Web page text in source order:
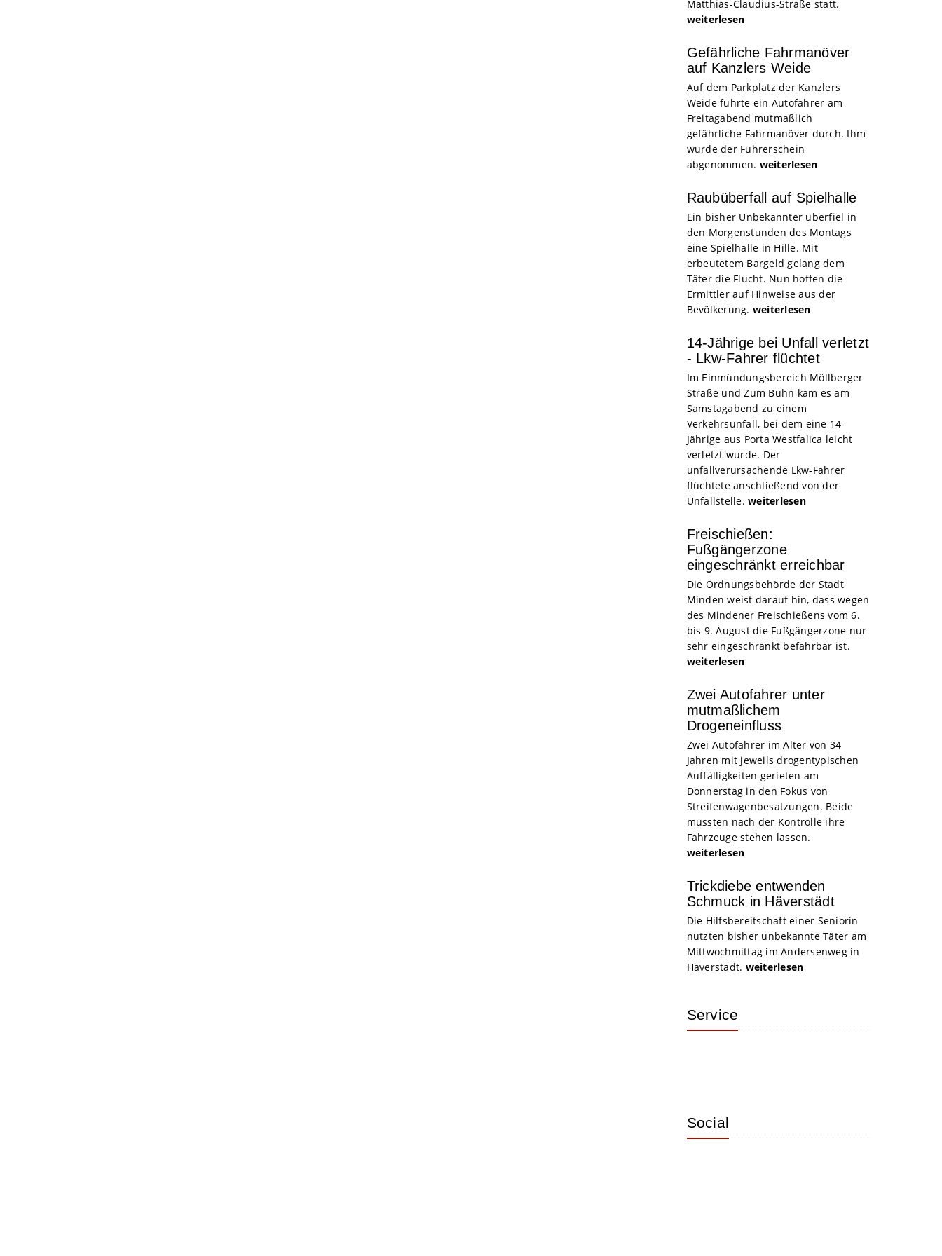
Matthias-Claudius-Straße statt.
weiterlesen
Gefährliche Fahrmanöver
auf Kanzlers Weide
Auf dem Parkplatz der Kanzlers
Weide führte ein Autofahrer am
Freitagabend mutmaßlich
gefährliche Fahrmanöver durch. Ihm
wurde der Führerschein
abgenommen. weiterlesen
Raubüberfall auf Spielhalle
Ein bisher Unbekannter überfiel in
den Morgenstunden des Montags
eine Spielhalle in Hille. Mit
erbeutetem Bargeld gelang dem
Täter die Flucht. Nun hoffen die
Ermittler auf Hinweise aus der
Bevölkerung. weiterlesen
14-Jährige bei Unfall verletzt
- Lkw-Fahrer flüchtet
Im Einmündungsbereich Möllberger
Straße und Zum Buhn kam es am
Samstagabend zu einem
Verkehrsunfall, bei dem eine 14-
Jährige aus Porta Westfalica leicht
verletzt wurde. Der
unfallverursachende Lkw-Fahrer
flüchtete anschließend von der
Unfallstelle. weiterlesen
Freischießen:
Fußgängerzone
eingeschränkt erreichbar
Die Ordnungsbehörde der Stadt
Minden weist darauf hin, dass wegen
des Mindener Freischießens vom 6.
bis 9. August die Fußgängerzone nur
sehr eingeschränkt befahrbar ist.
weiterlesen
Zwei Autofahrer unter
mutmaßlichem
Drogeneinfluss
Zwei Autofahrer im Alter von 34
Jahren mit jeweils drogentypischen
Auffälligkeiten gerieten am
Donnerstag in den Fokus von
Streifenwagenbesatzungen. Beide
mussten nach der Kontrolle ihre
Fahrzeuge stehen lassen.
weiterlesen
Trickdiebe entwenden
Schmuck in Häverstädt
Die Hilfsbereitschaft einer Seniorin
nutzten bisher unbekannte Täter am
Mittwochmittag im Andersenweg in
Häverstädt. weiterlesen
Service
Social